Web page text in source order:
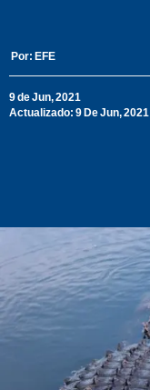
Por: EFE
9 de Jun, 2021
Actualizado: 9 De Jun, 2021